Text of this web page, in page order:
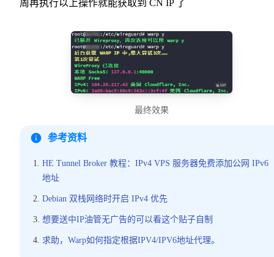
周再执行以上操作就能获取到 CN IP 了
最终效果
参考资料
HE Tunnel Broker 教程：IPv4 VPS 服务器免费添加公网 IPv6
地址
Debian 双栈网络时开启 IPv4 优先
想要送中IP油管无广告的可以看这个贴子自制
求助，Warp如何指定根据IPV4/IPV6地址代理。